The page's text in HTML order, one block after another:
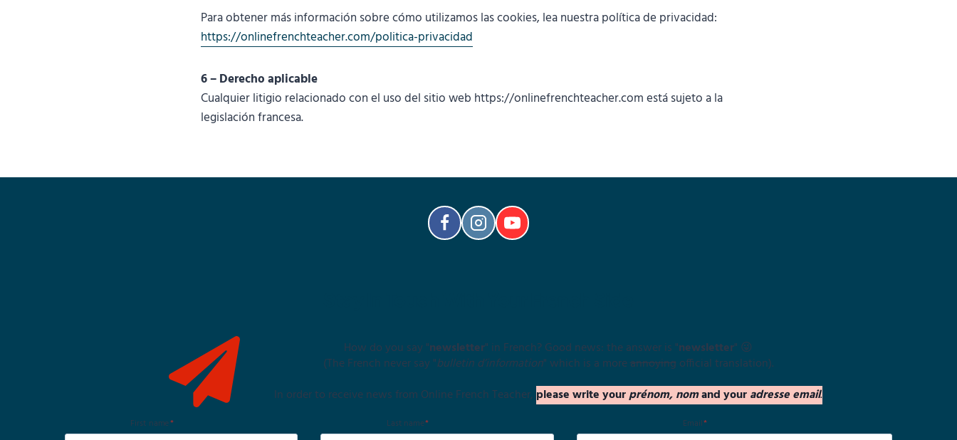
Para obtener más información sobre cómo utilizamos las cookies, lea nuestra política de privacidad:
https://onlinefrenchteacher.com/politica-privacidad
6 – Derecho aplicable
Cualquier litigio relacionado con el uso del sitio web https://onlinefrenchteacher.com está sujeto a la
legislación francesa.
How do you say "newsletter" in French? Good news: the answer is "newsletter" 😜
(The French never say "bulletin d’information" which is a moreannoying official translation).
In order to receive news from Online French Teacher, please write yourprénom, nomand youradresse email.
First name* Last name* Email*